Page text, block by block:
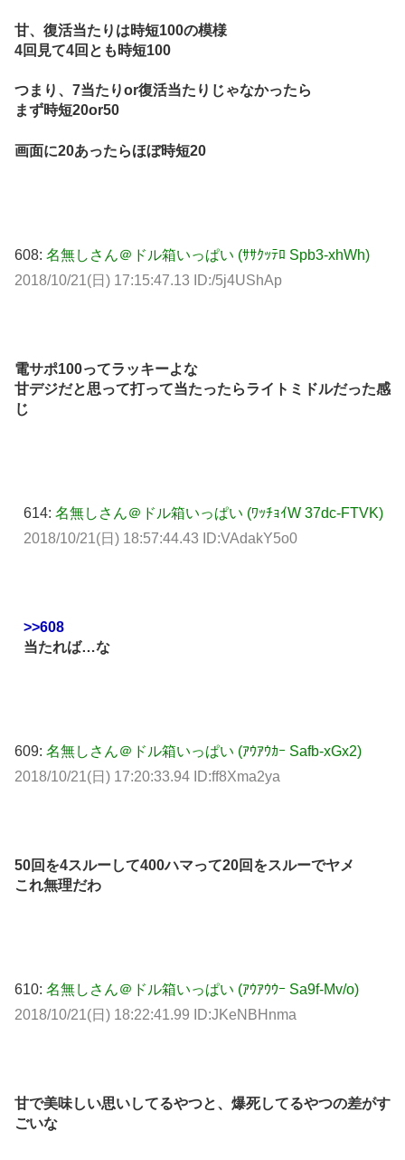
甘、復活当たりは時短100の模様
4回見て4回とも時短100
つまり、7当たりor復活当たりじゃなかったら
まず時短20or50
画面に20あったらほぼ時短20
608: 名無しさん＠ドル箱いっぱい (ｻｻｸｯﾃﾛ Spb3-xhWh)
2018/10/21(日) 17:15:47.13 ID:/5j4UShAp
電サポ100ってラッキーよな
甘デジだと思って打って当たったらライトミドルだった感
じ
614: 名無しさん＠ドル箱いっぱい (ﾜｯﾁｮｲW 37dc-FTVK)
2018/10/21(日) 18:57:44.43 ID:VAdakY5o0
>>608
当たれば…な
609: 名無しさん＠ドル箱いっぱい (ｱｳｱｳｶｰ Safb-xGx2)
2018/10/21(日) 17:20:33.94 ID:ff8Xma2ya
50回を4スルーして400ハマって20回をスルーでヤメ
これ無理だわ
610: 名無しさん＠ドル箱いっぱい (ｱｳｱｳｳｰ Sa9f-Mv/o)
2018/10/21(日) 18:22:41.99 ID:JKeNBHnma
甘で美味しい思いしてるやつと、爆死してるやつの差がす
ごいな